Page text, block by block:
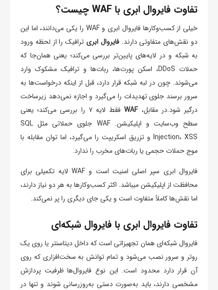
تفاوت فایروال ابری با WAF چیست؟
خیلی از کسب‌وکارها فایروال ابری و WAF را یکی می‌دانند، اما این
دو نقش‌های متفاوتی دارند.فایروال ابری ترافیک را از لحظه ورود
به شبکه و در لایه‌های پایین‌تر بررسی می‌کند؛ یعنی همان‌جا که
حملات DDoS، اسکن پورت‌ها، ربات‌ها و ترافیک مشکوک وارد
می‌شوند. چون در لبه شبکه قرار دارد، قبل از اینکه درخواست‌ها به
سرور برسند جلوی تهدیدات را می‌گیرد و اجازه نمی‌دهد زیرساخت
درگیر شود.در مقابل،WAF
فقط لایه ۷ را بررسی می‌کند؛ یعنی
سطح وب‌سایت و اپلیکیشن. WAF جلوی حملاتی مثل SQL
Injection، XSS و تزریق اسکریپت را می‌گیرد، اما توان مقابله با
موج حملات حجمی یا ربات‌های مخرب را ندارد.
فایروال ابری سپر اصلی امنیت است و WAF لایه تکمیلی برای
محافظت از اپلیکیشن میباشد. اکثر کسب‌وکارها به هر دو نیاز دارند،
اما نقش‌ها کاملاً متفاوت است و یکی جای دیگری را پر نمی‌کند.
تفاوت فایروال ابری با فایروال شبکه‌ای
فایروال شبکه‌ای همان تجهیزاتی است که داخل دیتاسنتر یا روی یک
روتر و سرور نصب می‌شود و تمام توانش به سخت‌افزاری که روی
آن قرار دارد محدود است. این نوع فایروال‌ها ظرفیت پردازش
مشخصی دارند، باید به‌صورت دستی به‌روزرسانی شوند و تنها در